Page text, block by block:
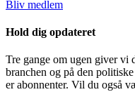
Bliv medlem
Hold dig opdateret
Tre gange om ugen giver vi
branchen og på den
er abonnenter. Vil du også